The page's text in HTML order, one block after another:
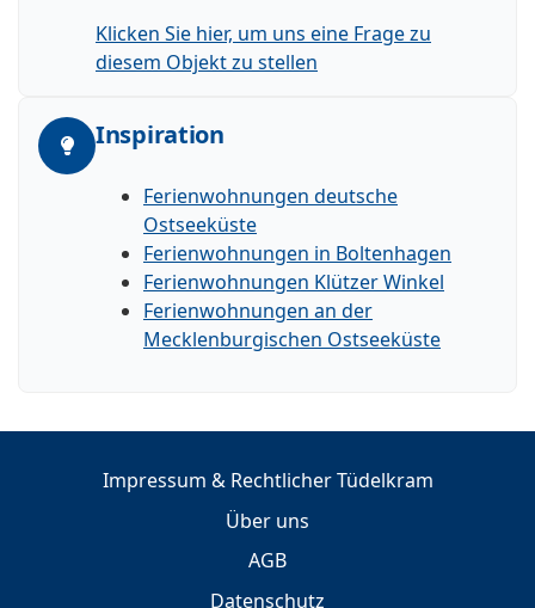
Klicken Sie hier, um uns eine Frage zu
diesem Objekt zu stellen
Inspiration
Ferienwohnungen deutsche
Ostseeküste
Ferienwohnungen in Boltenhagen
Ferienwohnungen Klützer Winkel
Ferienwohnungen an der
Mecklenburgischen Ostseeküste
Impressum & Rechtlicher Tüdelkram
Über uns
AGB
Datenschutz